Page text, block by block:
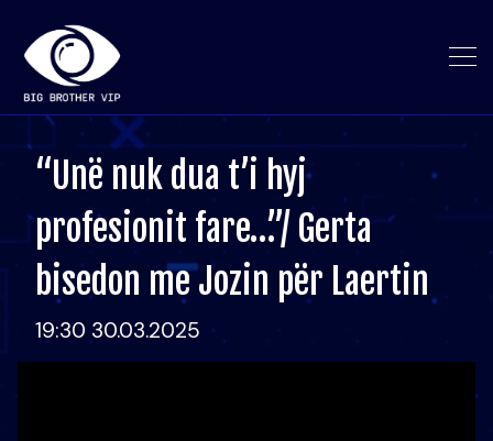
“Unë nuk dua t’i hyj
profesionit fare…”/ Gerta
bisedon me Jozin për Laertin
19:30 30.03.2025